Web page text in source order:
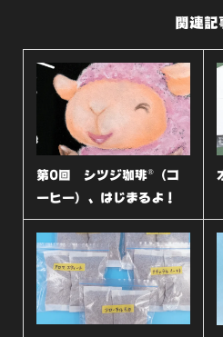
関連記
第0回 シツジ珈琲®（コ
ーヒー）、はじまるよ！